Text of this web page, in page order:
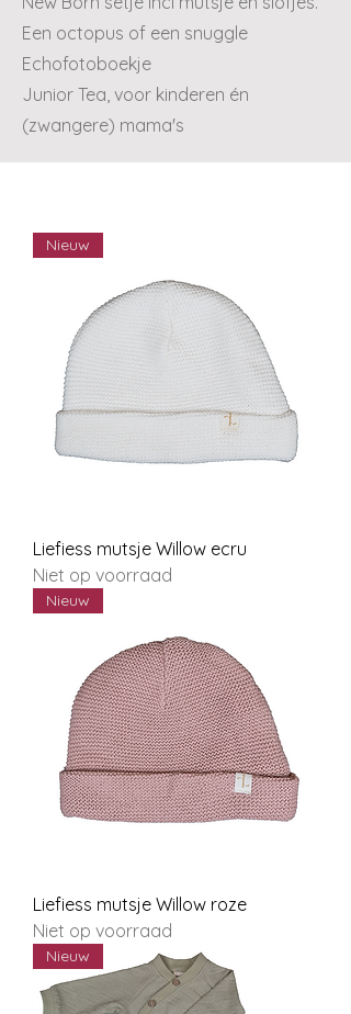
Een octopus of een snuggle
Echofotoboekje
Junior Tea, voor kinderen én
(zwangere) mama's
Nieuw
Liefiess mutsje Willow ecru
Niet op voorraad
Nieuw
Liefiess mutsje Willow roze
Niet op voorraad
Nieuw